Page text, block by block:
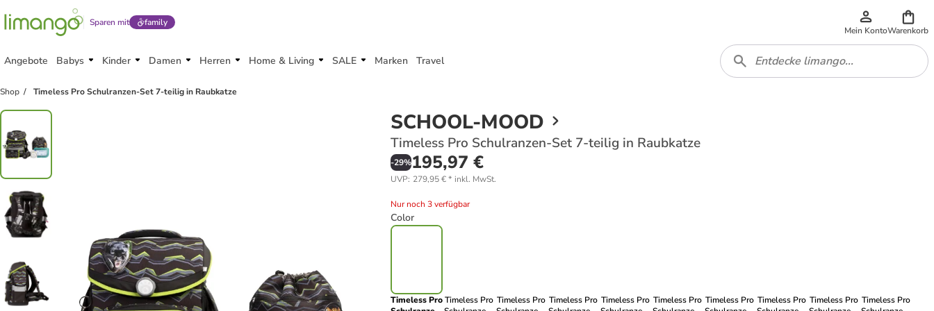
Sparen mit family
Mein KontoWarenkorb
Angebote Babys Kinder Damen Herren Home & Living SALE Marken Travel
Shop Timeless Pro Schulranzen-Set 7-teilig in Raubkatze
SCHOOL-MOOD
Timeless Pro Schulranzen-Set 7-teilig in Raubkatze
-29%195,97 €
UVP: 279,95 €* inkl. MwSt.
Nur noch 3 verfügbar
Color
Timeless ProTimeless Pro Timeless Pro Timeless Pro Timeless Pro Timeless Pro Timeless Pro Timeless Pro Timeless Pro Timeless Pro